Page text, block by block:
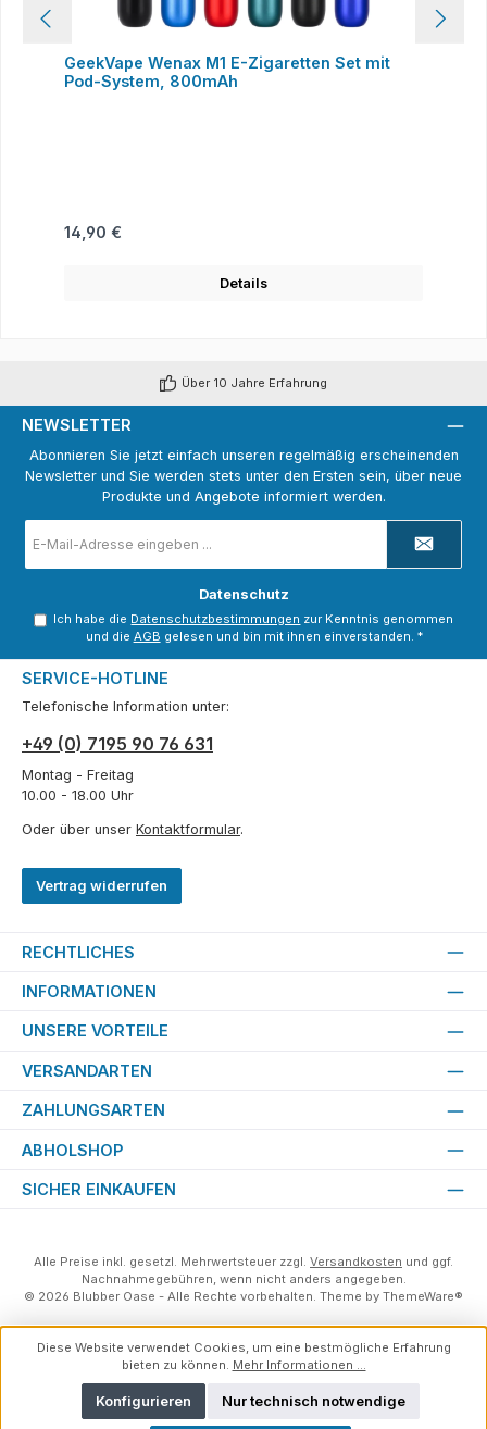
GeekVape Wenax M1 E-Zigaretten Set mit
Pod-System, 800mAh
Regulärer Preis:
14,90 €
Details
Über 10 Jahre Erfahrung
NEWSLETTER
Abonnieren Sie jetzt einfach unseren regelmäßig erscheinenden
Newsletter und Sie werden stets unter den Ersten sein, über neue
Produkte und Angebote informiert werden.
Mail-
Adresse
Datenschutz
Ich habe die Datenschutzbestimmungen zur Kenntnis genommen
und die AGB gelesen und bin mit ihnen einverstanden. *
SERVICE-HOTLINE
Telefonische Information unter:
+49 (0) 7195 90 76 631
Montag - Freitag
10.00 - 18.00 Uhr
Oder über unser Kontaktformular.
Vertrag widerrufen
RECHTLICHES
INFORMATIONEN
UNSERE VORTEILE
VERSANDARTEN
ZAHLUNGSARTEN
ABHOLSHOP
SICHER EINKAUFEN
Alle Preise inkl. gesetzl. Mehrwertsteuer zzgl. Versandkosten und ggf.
Nachnahmegebühren, wenn nicht anders angegeben.
© 2026 Blubber Oase - Alle Rechte vorbehalten. Theme by ThemeWare®
Diese Website verwendet Cookies, um eine bestmögliche Erfahrung
bieten zu können. Mehr Informationen ...
Nur technisch notwendige
Konfigurieren